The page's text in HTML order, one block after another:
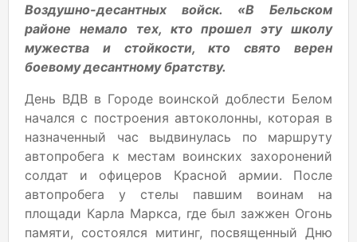
Воздушно-десантных войск. «В Бельском
районе немало тех, кто прошел эту школу
мужества и стойкости, кто свято верен
боевому десантному братству.
День ВДВ в Городе воинской доблести Белом
начался с построения автоколонны, которая в
назначенный час выдвинулась по маршруту
автопробега к местам воинских захоронений
солдат и офицеров Красной армии. После
автопробега у стелы павшим воинам на
площади Карла Маркса, где был зажжен Огонь
памяти, состоялся митинг, посвященный Дню